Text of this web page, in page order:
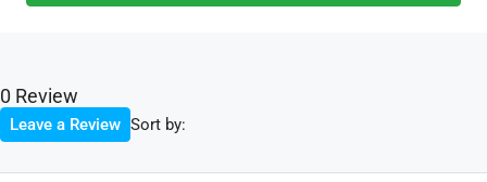
0 Review
Sort by:
Leave a Review